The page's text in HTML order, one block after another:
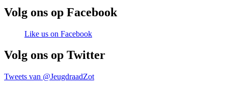
Volg ons op Facebook
Like us on Facebook
Volg ons op Twitter
Tweets van @JeugdraadZot